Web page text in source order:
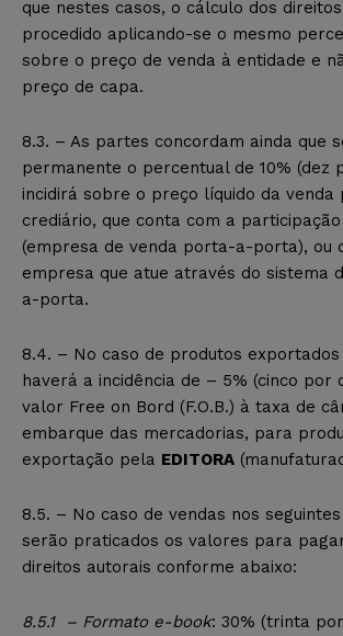
que nestes casos, o cálculo dos
procedido aplicando-se o mesmo
sobre o preço de venda à entidade e
preço de capa.
8.3. – As partes concordam ainda que
permanente o percentual de 10% (dez
incidirá sobre o preço líquido da venda
crediário, que conta com a participação
(empresa de venda porta-a-porta), ou
empresa que atue através do sistema
a-porta.
8.4. – No caso de produtos
haverá a incidência de – 5% (cinco por
valor Free on Bord (F.O.B.) à taxa de
embarque das mercadorias, para
exportação pela EDITORA
8.5. – No caso de vendas nos
serão praticados os valores para
direitos autorais conforme abaixo:
8.5.1 – Formato e-book: 30% (trinta